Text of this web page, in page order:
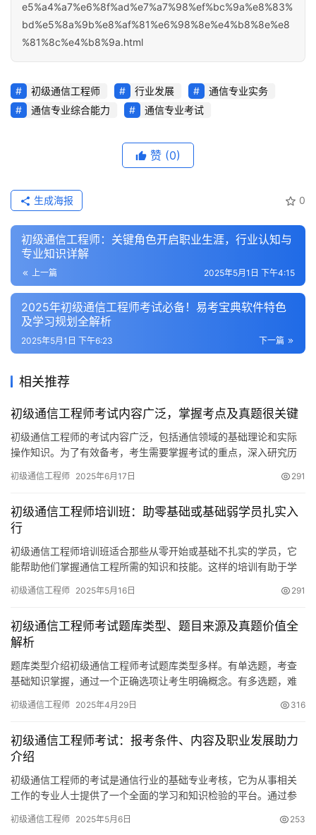
e5%a4%a7%e6%8f%ad%e7%a7%98%ef%bc%9a%e8%83%
bd%e5%8a%9b%e8%af%81%e6%98%8e%e4%b8%8e%e8
%81%8c%e4%b8%9a.html
初级通信工程师 行业发展
通信专业实务
通信专业综合能力
通信专业考试
赞 (0)
0
生成海报
初级通信工程师：关键角色开启职业生涯，行业认知与
专业知识详解
上一篇 2025年5月1日 下午4:15
2025年初级通信工程师考试必备！易考宝典软件特色
及学习规划全解析
下一篇
2025年5月1日 下午6:23
相关推荐
初级通信工程师考试内容广泛，掌握考点及真题很关键
初级通信工程师的考试内容广泛，包括通信领域的基础理论和实际
操作知识。为了有效备考，考生需要掌握考试的重点，深入研究历
初级通信工程师 2025年6月17日 291
初级通信工程师培训班：助零基础或基础弱学员扎实入
行
初级通信工程师培训班适合那些从零开始或基础不扎实的学员，它
能帮助他们掌握通信工程所需的知识和技能。这样的培训有助于学
初级通信工程师 2025年5月16日 291
初级通信工程师考试题库类型、题目来源及真题价值全
解析
题库类型介绍初级通信工程师考试题库类型多样。有单选题，考查
基础知识掌握，通过一个正确选项让考生明确概念。有多选题，难
初级通信工程师 2025年4月29日 316
初级通信工程师考试：报考条件、内容及职业发展助力
介绍
初级通信工程师的考试是通信行业的基础专业考核，它为从事相关
工作的专业人士提供了一个全面的学习和知识检验的平台。通过参
初级通信工程师 2025年5月6日 253